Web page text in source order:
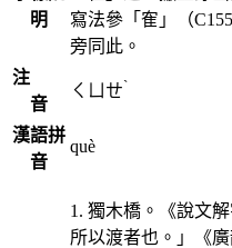
明
寫法參「隺」（
旁同此。
注
音
ㄑㄩㄝˋ
漢語拼
音
què
1. 獨木橋。《說文
所以渡者也。」《